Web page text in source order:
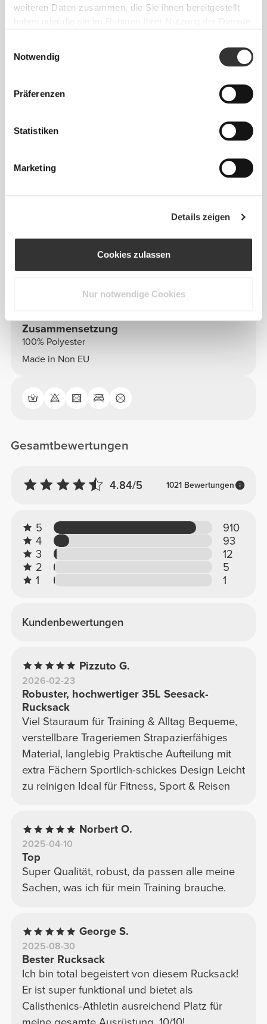
weiteren Daten zusammen, die Sie ihnen bereitgestellt
Notwendig
Präferenzen
Statistiken
Marketing
Details zeigen
Cookies zulassen
Nur notwendige Cookies
Fassungsvermögen: ca. 35 l
Zusammensetzung
100% Polyester
Made in Non EU
Gesamtbewertungen
4.84/5 1021 Bewertungen
5
910
4
93
3
12
2
5
1
1
Kundenbewertungen
Pizzuto G.
2026-02-23
Robuster, hochwertiger 35L Seesack-
Rucksack
Viel Stauraum für Training & Alltag Bequeme,
verstellbare Trageriemen Strapazierfähiges
Material, langlebig Praktische Aufteilung mit
extra Fächern Sportlich-schickes Design Leicht
zu reinigen Ideal für Fitness, Sport & Reisen
Norbert O.
2025-04-10
Top
Super Qualität, robust, da passen alle meine
Sachen, was ich für mein Training brauche.
George S.
2025-08-30
Bester Rucksack
Ich bin total begeistert von diesem Rucksack!
Er ist super funktional und bietet als
Calisthenics-Athletin ausreichend Platz für